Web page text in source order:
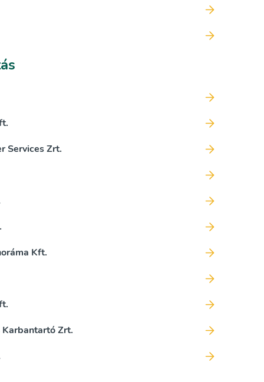
Services Zrt.
Kft.
Zrt.